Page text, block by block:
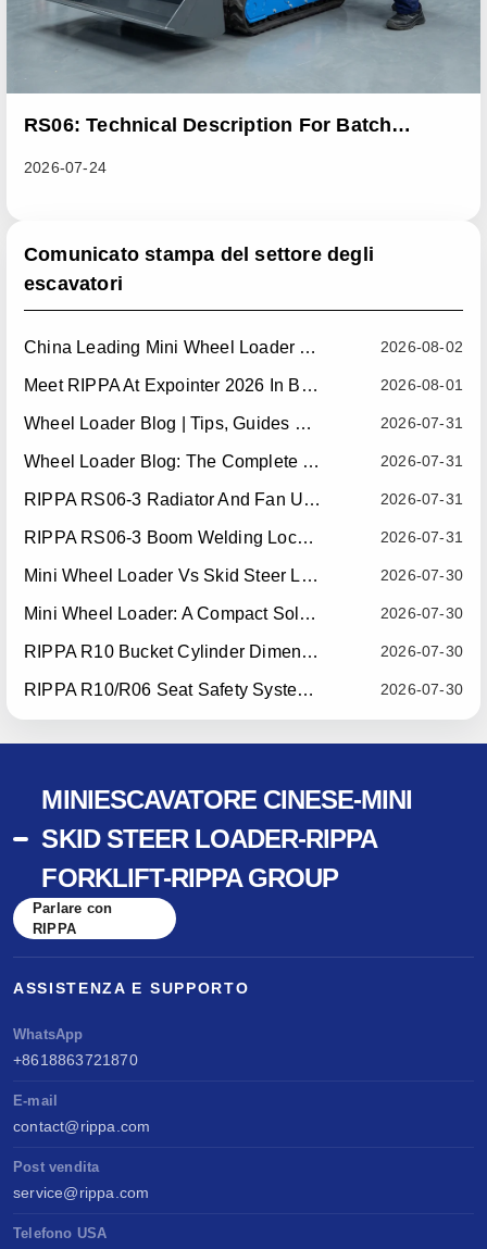
RS06: Technical Description For Batch
2026-07-24
Comunicato stampa del settore degli
escavatori
2026-08-02
China Leading Mini Wheel Loader Supplier: Reliable Compact Wheel Loaders For Global Markets
2026-08-01
Meet RIPPA At Expointer 2026 In Brazil
2026-07-31
Wheel Loader Blog | Tips, Guides & Attachments
2026-07-31
Wheel Loader Blog: The Complete Guide To Wheel Loaders For Construction, Agriculture, And Material Handling
2026-07-31
RIPPA RS06-3 Radiator And Fan Upgrade — Effective July 10, 2026
2026-07-31
RIPPA RS06-3 Boom Welding Locating Bar Optimization — Effective July 15, 2026
2026-07-30
Mini Wheel Loader Vs Skid Steer Loader: Which Compact Machine Is Better For Your Business?
2026-07-30
Mini Wheel Loader: A Compact Solution For Efficient Material Handling
2026-07-30
RIPPA R10 Bucket Cylinder Dimension Optimization — Effective July 15, 2026
2026-07-30
RIPPA R10/R06 Seat Safety System Upgrade — Effective July 22, 2026
MINIESCAVATORE CINESE-MINI
SKID STEER LOADER-RIPPA
FORKLIFT-RIPPA GROUP
Parlare con
RIPPA
ASSISTENZA E SUPPORTO
WhatsApp
+8618863721870
E-mail
contact@rippa.com
Post vendita
service@rippa.com
Telefono USA